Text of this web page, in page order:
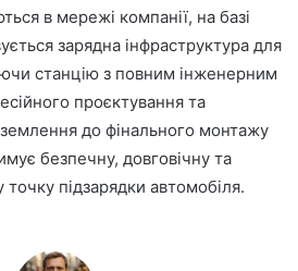
в мережі компанії, на базі
зарядна інфраструктура для
станцію з повним інженерним
проєктування та
до фінального монтажу
безпечну, довговічну та
підзарядки автомобіля.